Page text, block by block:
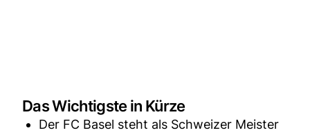
Das Wichtigste in Kürze
Der FC Basel steht als Schweizer Meister